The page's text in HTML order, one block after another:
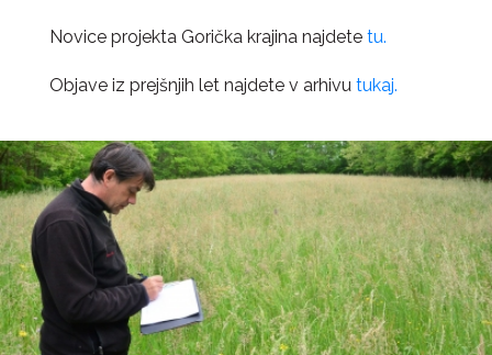
Novice projekta Gorička krajina najdete tu.
Objave iz prejšnjih let najdete v arhivu tukaj.